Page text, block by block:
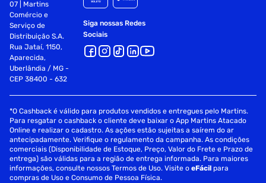
07 | Martins
Comércio e
Serviço de
Distribuição S.A.
Rua Jataí, 1150,
Aparecida,
Uberlândia / MG -
CEP 38400 - 632
Siga nossas Redes
Sociais
*O Cashback é válido para produtos vendidos e entregues pelo Martins.
Para resgatar o cashback o cliente deve baixar o App Martins Atacado
Online e realizar o cadastro. As ações estão sujeitas a saírem do ar
antecipadamente. Verifique o regulamento da campanha. As condições
comerciais (Disponibilidade de Estoque, Preço, Valor do Frete e Prazo de
entrega) são válidas para a região de entrega informada. Para maiores
informações, consulte nossos Termos de Uso. Visite oeFácil para
compras de Uso e Consumo de Pessoa Física.